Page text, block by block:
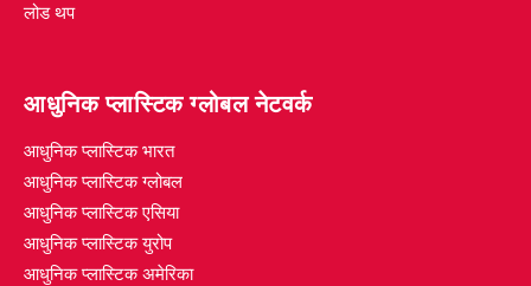
लोड थप
आधुनिक प्लास्टिक ग्लोबल नेटवर्क
आधुनिक प्लास्टिक भारत
आधुनिक प्लास्टिक ग्लोबल
आधुनिक प्लास्टिक एसिया
आधुनिक प्लास्टिक युरोप
आधुनिक प्लास्टिक अमेरिका